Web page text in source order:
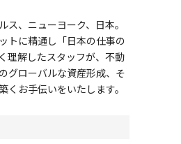
ス、ニューヨーク、日本。
トに精通し「日本の仕事の
理解したスタッフが、不動
グローバルな資産形成、そ
くお手伝いをいたします。